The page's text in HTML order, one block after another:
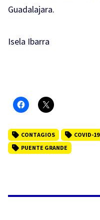
Guadalajara.
Isela Ibarra
CONTAGIOS COVID-19
PUENTE GRANDE